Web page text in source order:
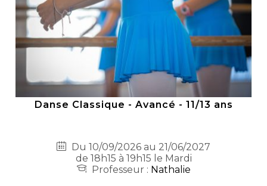
Danse Classique - Avancé - 11/13 ans
Du 10/09/2026 au 21/06/2027
de 18h15 à 19h15 le Mardi
Professeur : Nathalie